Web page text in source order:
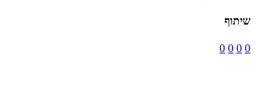
שיתוף
0
0
0
0